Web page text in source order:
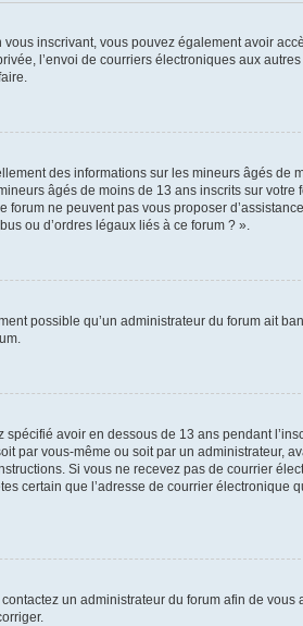
inscrivant, vous pouvez également avoir
l’envoi de courriers électroniques aux autres
des informations sur les mineurs âgés de
âgés de moins de 13 ans inscrits sur votre
ne peuvent pas vous proposer
ou d’ordres légaux liés à ce forum ? ».
possible qu’un administrateur du forum ait
avoir en dessous de 13 ans pendant
par vous-même ou soit par un administrateur,
Si vous ne recevez pas de courrier
certain que l’adresse de courrier électronique
un administrateur du forum afin de vous